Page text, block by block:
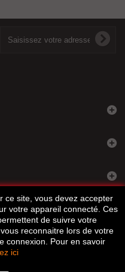
ce site, vous devez accepter
votre appareil connecté. Ces
de suivre votre
reconnaitre lors de votre
connexion. Pour en savoir
ici